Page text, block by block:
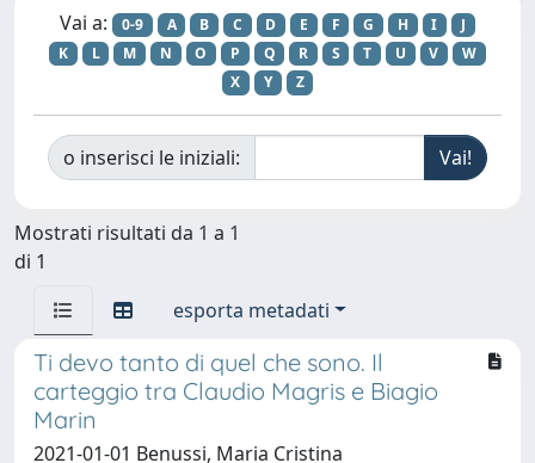
Vai a: 0-9 A B C D E F G H I
J
K
L M N O P Q R S T U V
W
X
Y Z
o inserisci le iniziali:
Mostrati risultati da 1 a 1
di 1
esporta metadati
Ti devo tanto di quel che sono. Il
carteggio tra Claudio Magris e Biagio
Marin
2021-01-01 Benussi, Maria Cristina